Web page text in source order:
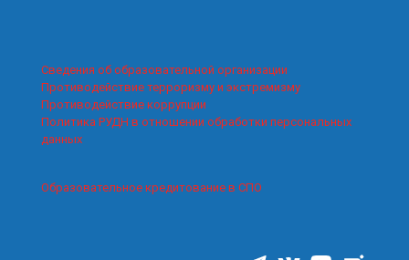
Сведения об образовательной организации
Противодействие терроризму и экстремизму
Противодействие коррупции
Политика РУДН в отношении обработки персональных
данных
Образовательное кредитование в СПО